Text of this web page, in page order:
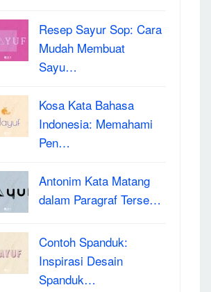
Resep Sayur Sop: Cara
Mudah Membuat
Sayu…
Kosa Kata Bahasa
Indonesia: Memahami
Pen…
Antonim Kata Matang
dalam Paragraf Terse…
Contoh Spanduk:
Inspirasi Desain
Spanduk…